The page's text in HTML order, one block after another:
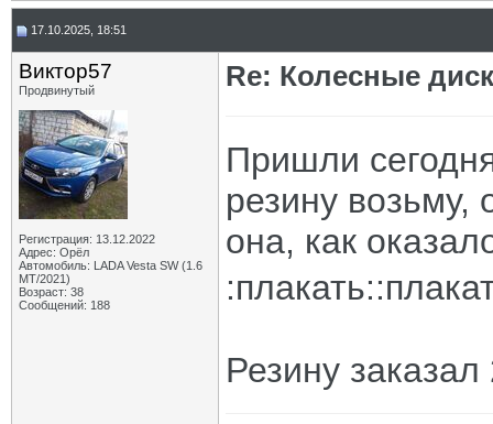
17.10.2025, 18:51
Виктор57
Продвинутый
Регистрация: 13.12.2022
Адрес: Орёл
Автомобиль: LADA Vesta SW (1.6
МТ/2021)
Возраст: 38
Сообщений: 188
Re: Колесные
Пришли
резину
она, как
Резину